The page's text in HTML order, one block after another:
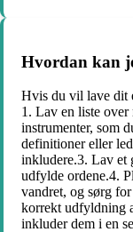
Hvordan kan
Hvis du vil lave dit
1. Lav en liste over
instrumenter, som
definitioner eller
inkludere.3. Lav et
udfylde ordene.4.
vandret, og sørg
korrekt udfyldning
inkluder dem i en